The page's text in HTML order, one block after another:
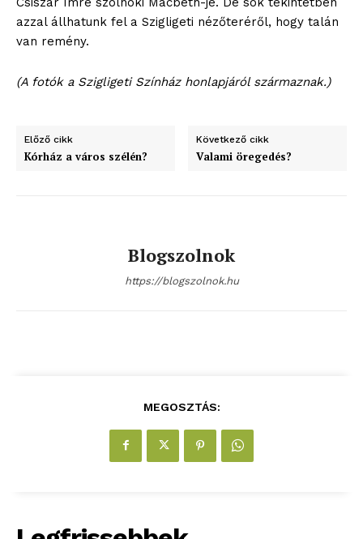
szubjektív élményportál
azzal állhatunk fel a Szigligeti nézőteréről, hogy talán
van remény.
(A fotók a Szigligeti Színház honlapjáról származnak.)
Előző cikk
Kórház a város szélén?
Következő cikk
Valami öregedés?
Blogszolnok
https://blogszolnok.hu
MEGOSZTÁS: